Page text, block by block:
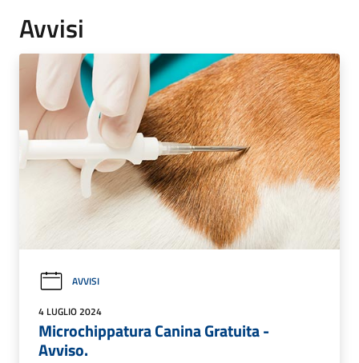
Avvisi
AVVISI
4 LUGLIO 2024
Microchippatura Canina Gratuita -
Avviso.